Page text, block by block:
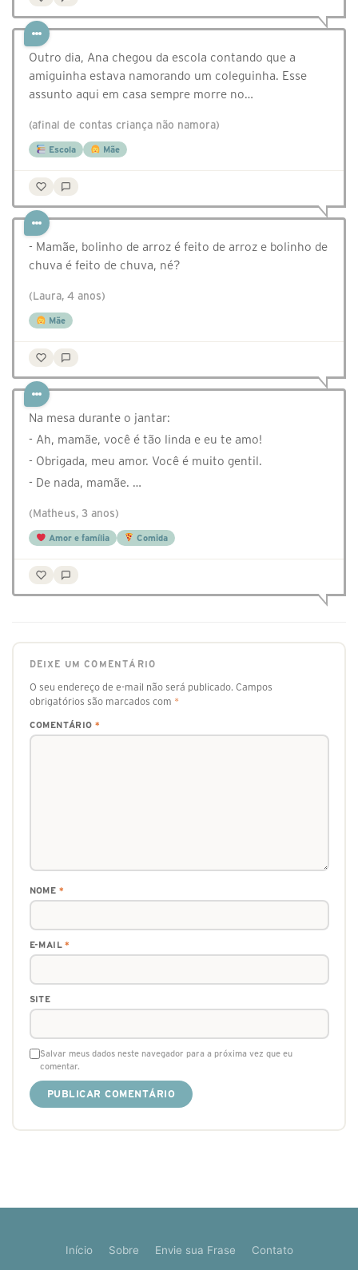
Outro dia, Ana chegou da escola contando que a
amiguinha estava namorando um coleguinha. Esse
assunto aqui em casa sempre morre no…
(afinal de contas criança não namora)
Escola Mãe
- Mamãe, bolinho de arroz é feito de arroz e bolinho de
chuva é feito de chuva, né?
(Laura, 4 anos)
Mãe
Na mesa durante o jantar:
- Ah, mamãe, você é tão linda e eu te amo!
- Obrigada, meu amor. Você é muito gentil.
- De nada, mamãe. …
(Matheus, 3 anos)
Amor e família Comida
DEIXE UM COMENTÁRIO
O seu endereço de e-mail não será publicado. Campos
obrigatórios são marcados com *
COMENTÁRIO *
NOME *
E-MAIL*
SITE
Salvar meus dados neste navegador para a próxima vez que eu
comentar.
Início Sobre Envie sua Frase Contato